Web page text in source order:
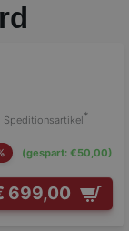
Speditionsartikel*
(gespart: €50,00)
699,00